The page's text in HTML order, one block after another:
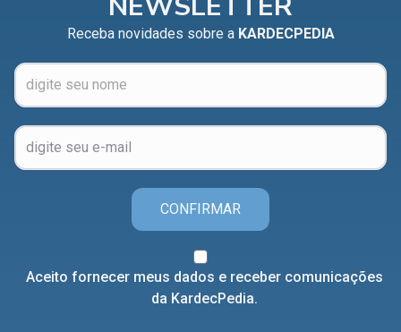
Receba novidades sobre a KARDECPEDIA
CONFIRMAR
Aceito fornecer meus dados e receber comunicações
da KardecPedia.